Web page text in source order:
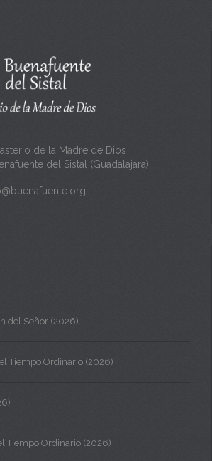
de la Madre de Dios
del Sistal (Guadalajara)
del Señor (2026)
Tiempo Ordinario (2026)
Tiempo Ordinario (2026)